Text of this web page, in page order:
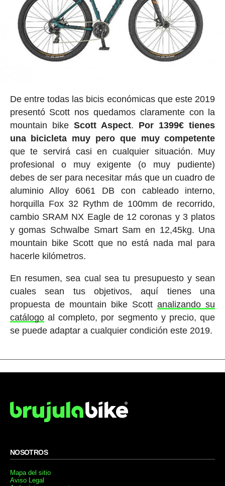
De entre todas las bicis económicas que este 2019
presentó Scott nos quedamos claramente con la
mountain bike Scott Aspect. Por 1399€ tienes
una bicicleta muy pero que muy competente
que te servirá casi en cualquier situación. Muy
profesional o muy exigente (o muy pudiente)
debes de ser para necesitar más que un cuadro de
aluminio Alloy 6061 DB con cableado interno,
horquilla Fox 32 Rythm de 100mm de recorrido,
cambio SRAM NX Eagle de 12 coronas y 3 platos
y gomas Schwalbe Smart Sam en 12,45kg. Una
mountain bike Scott que no está nada mal para
hacerle kilómetros.
En resumen, sea cual sea tu presupuesto y sean
cuales sean tus objetivos, aquí tienes una
propuesta de mountain bike Scottanalizando su
catálogoal completo, por segmento y precio, que
se puede adaptar a cualquier condición este 2019.
NOSOTROS
Mapa del sitio
Aviso Legal